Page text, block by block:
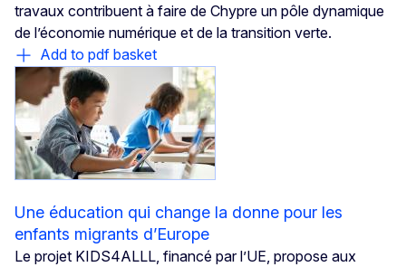
travaux contribuent à faire de Chypre un pôle dynamique
de l’économie numérique et de la transition verte.
Add to pdf basket
Une éducation qui change la donne pour les
enfants migrants d’Europe
Le projet KIDS4ALLL, financé par l’UE, propose aux